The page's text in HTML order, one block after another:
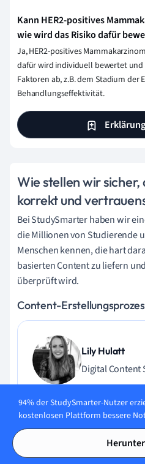
Kann HER2-positives
wie wird das Risiko dafür
Ja, HER2-positives
dafür wird individuell bewertet
Faktoren ab, z.B. dem Stadium der
Behandlungseffektivität.
Wie stellen wir sicher,
korrekt und
Bei StudySmarter haben wir
die Millionen von Studierende
Menschen kennen, die hart
basierten Content zu liefern
überprüft wird.
Content-
Lily Hulatt
Digital Content
Lily Hulatt ist Digital Content
Jahren Erfahrung in Content-
Design. Sie hat 2022 ihren
an der Durham University
94% der StudySmarter-Nutzer
kostenlosen Plattform bessere